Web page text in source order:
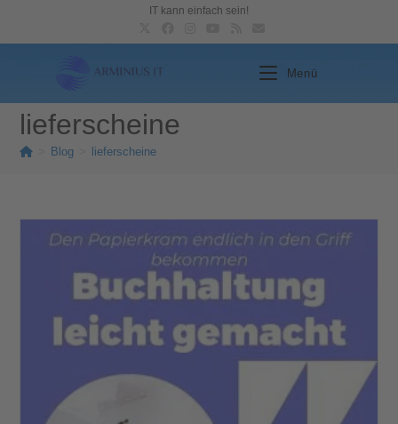
IT kann einfach sein!
Menü
lieferscheine
Blog lieferscheine